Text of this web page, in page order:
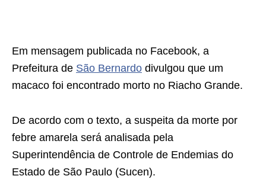
Em mensagem publicada no Facebook, a
Prefeitura de São Bernardo divulgou que um
macaco foi encontrado morto no Riacho Grande.
De acordo com o texto, a suspeita da morte por
febre amarela será analisada pela
Superintendência de Controle de Endemias do
Estado de São Paulo (Sucen).